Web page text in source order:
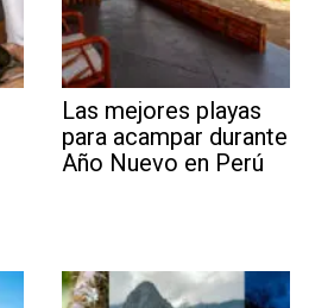
Las mejores playas
para acampar durante
Año Nuevo en Perú